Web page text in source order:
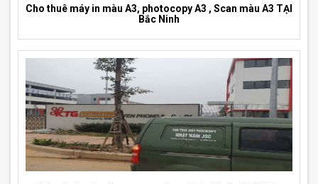
Cho thuê máy in màu A3, photocopy A3 , Scan màu A3 TẠI
Bắc Ninh